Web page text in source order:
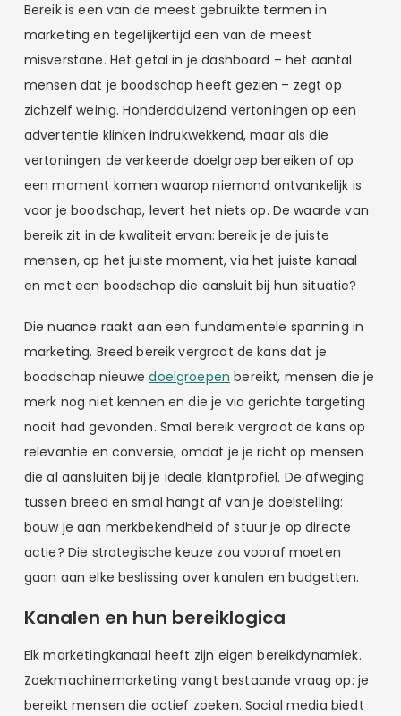
Bereik is een van de meest gebruikte termen in
marketing en tegelijkertijd een van de meest
misverstane. Het getal in je dashboard – het aantal
mensen dat je boodschap heeft gezien – zegt op
zichzelf weinig. Honderdduizend vertoningen op een
advertentie klinken indrukwekkend, maar als die
vertoningen de verkeerde doelgroep bereiken of op
een moment komen waarop niemand ontvankelijk is
voor je boodschap, levert het niets op. De waarde van
bereik zit in de kwaliteit ervan: bereik je de juiste
mensen, op het juiste moment, via het juiste kanaal
en met een boodschap die aansluit bij hun situatie?
Die nuance raakt aan een fundamentele spanning in
marketing. Breed bereik vergroot de kans dat je
boodschap nieuwedoelgroepen bereikt, mensen die je
merk nog niet kennen en die je via gerichte targeting
nooit had gevonden. Smal bereik vergroot de kans op
relevantie en conversie, omdat je je richt op mensen
die al aansluiten bij je ideale klantprofiel. De afweging
tussen breed en smal hangt af van je doelstelling:
bouw je aan merkbekendheid of stuur je op directe
actie? Die strategische keuze zou vooraf moeten
gaan aan elke beslissing over kanalen en budgetten.
Kanalen en hun bereiklogica
Elk marketingkanaal heeft zijn eigen bereikdynamiek.
Zoekmachinemarketing vangt bestaande vraag op: je
bereikt mensen die actief zoeken. Social media biedt